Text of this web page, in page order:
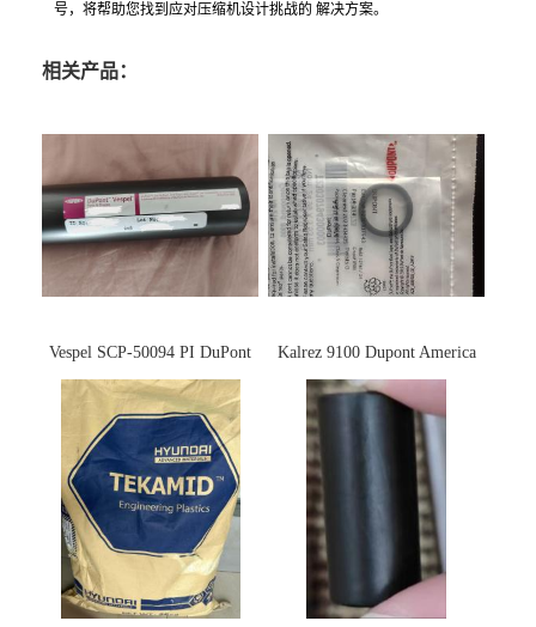
号，将帮助您找到应对压缩机设计挑战的 解决方案。
相关产品：
Vespel SCP-50094 PI DuPont
杜邦
Kalrez 9100 Dupont America
杜邦 密封圈 半导体 面板